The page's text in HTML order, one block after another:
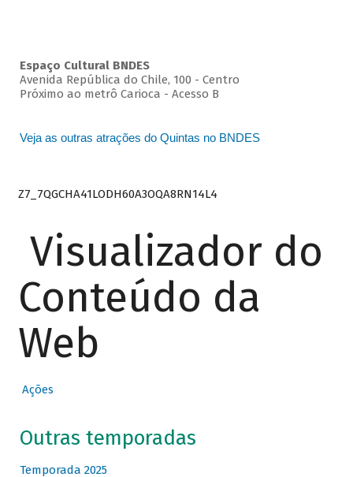
Espaço Cultural BNDES
Avenida República do Chile, 100 - Centro
Próximo ao metrô Carioca - Acesso B
Veja as outras atrações do Quintas no BNDES
Z7_7QGCHA41LODH60A3OQA8RN14L4
Visualizador do
Conteúdo da
Web
Ações
Outras temporadas
Temporada 2025